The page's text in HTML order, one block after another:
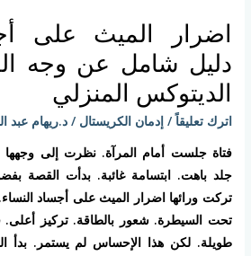
اضرار الميث على
دليل شامل عن وجه
الديتوكس المنزلي
اترك تعليقاً /إدمان الكريستال /د.ريهام عبد
فتاة جلست أمام المرآة. نظرت إلى
جلد باهت. ابتسامة غائبة. بدأت القصة
تركت ورائها اضرار الميث على أجساد
تحت السيطرة. شعور بالطاقة. تركيز
طويلة. لكن هذا الإحساس لم يستمر. بدأ
على
أجساد
النساء:
دليل
شامل
عن
وجه
الميث
ومخاطر
الديتوكس